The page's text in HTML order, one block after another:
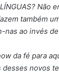
LÍNGUAS?
também
nas ao invés
da fé para
desses novos